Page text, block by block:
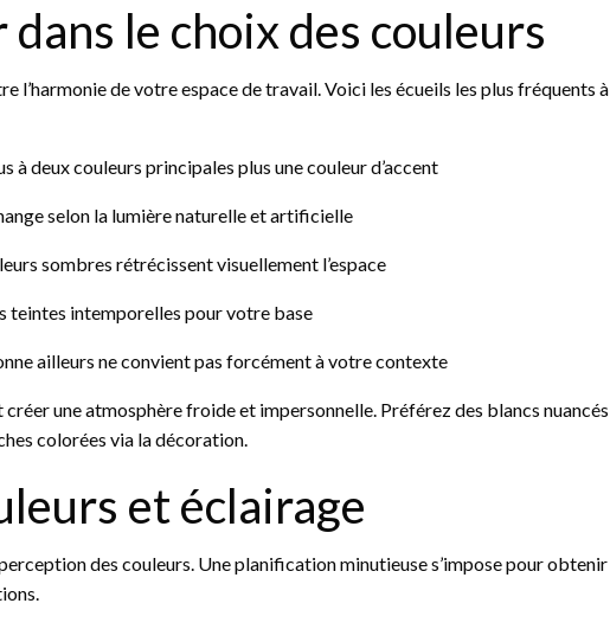
le choix des couleurs
l’harmonie de votre espace de travail. Voici les écueils les plus fréquents à
à deux couleurs principales plus une couleur d’accent
selon la lumière naturelle et artificielle
sombres rétrécissent visuellement l’espace
teintes intemporelles pour votre base
ailleurs ne convient pas forcément à votre contexte
une atmosphère froide et impersonnelle. Préférez des blancs nuancés
colorées via la décoration.
et éclairage
des couleurs. Une planification minutieuse s’impose pour obtenir